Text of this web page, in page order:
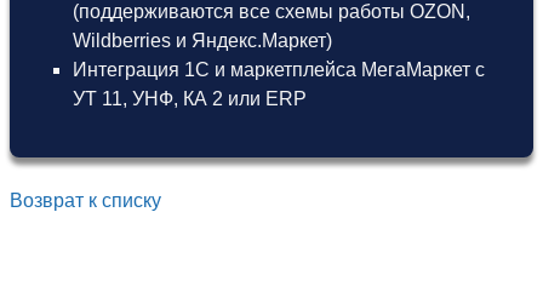
(поддерживаются все схемы работы OZON,
Wildberries и Яндекс.Маркет)
Интеграция 1С и маркетплейса МегаМаркет с
УТ 11, УНФ, КА 2 или ERP
Возврат к списку